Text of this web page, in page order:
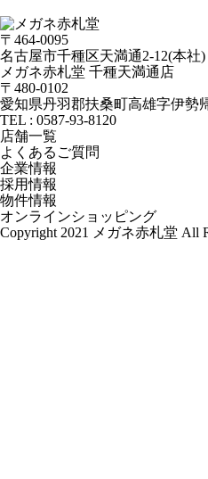
〒464-0095
名古屋市千種区天満通2-12(本社)
メガネ赤札堂 千種天満通店
〒480-0102
愛知県丹羽郡扶桑町高雄字伊勢
TEL : 0587-93-8120
店舗一覧
よくあるご質問
企業情報
採用情報
物件情報
オンラインショッピング
Copyright 2021 メガネ赤札堂 All